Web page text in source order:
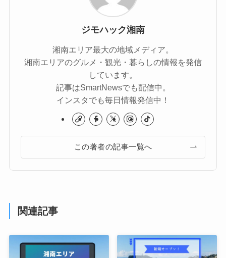
ジモハック湘南
湘南エリア最大の地域メディア。
湘南エリアのグルメ・観光・暮らしの情報を発信
しています。
記事はSmartNewsでも配信中。
インスタでも毎日情報発信中！
この著者の記事一覧へ
関連記事